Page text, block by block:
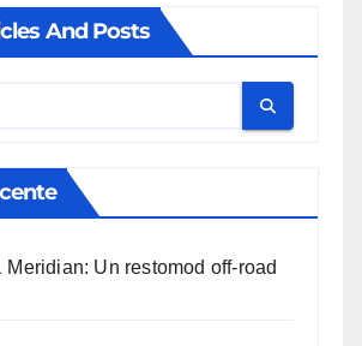
And Posts
Cauta
Meridian: Un restomod off-road